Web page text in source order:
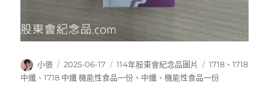
作
者
小張
發
佈
2025-06-17
分
類
114年股東會紀念品圖片
標
籤
1718 、1718
中纖 、1718 中纖 機能性食品一份 、 中纖 、機能性食品一份